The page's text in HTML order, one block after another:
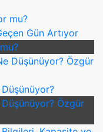
Gün Artıyor
Özgür